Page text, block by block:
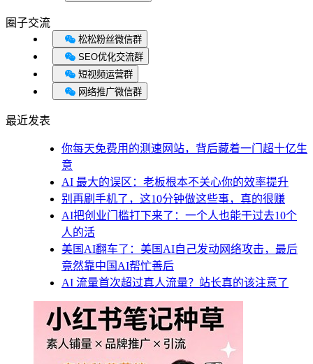
圈子交流
松松粉丝微信群
SEO优化交流群
短视频运营群
网络推广微信群
最近发表
你每天免费用的测速网站，背后藏着一门超十亿生
意
AI 最大的误区：老板根本不关心你的效率提升
别再刷手机了，这10分钟做这些事，真的很赚
AI把创业门槛打下来了：一个人也能干过去10个
人的活
美国AI翻车了：美国AI自己发动网络攻击，最后
竟然靠中国AI帮忙善后
AI 流量首次超过真人流量？站长真的该注意了